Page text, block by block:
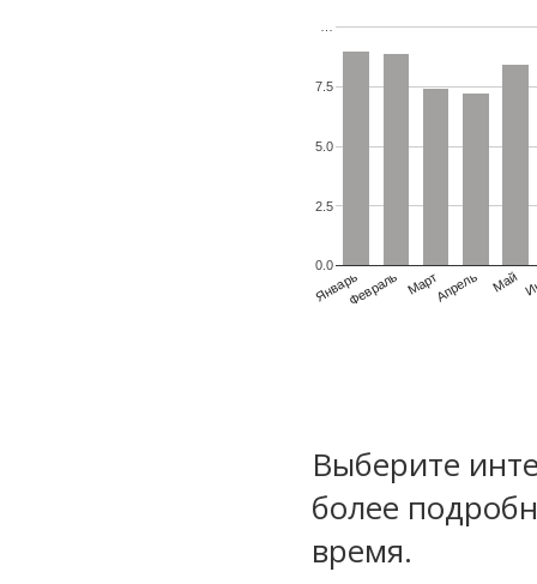
ЯнварьФевраль МартАпрель Май
0.0
2.5
5.0
7.5
Выберите
более
время.